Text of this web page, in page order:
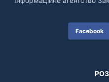
Facebook